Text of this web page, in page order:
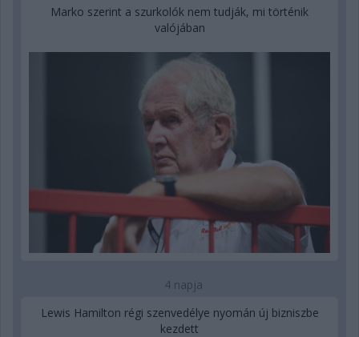
Marko szerint a szurkolók nem tudják, mi történik
valójában
4 napja
Lewis Hamilton régi szenvedélye nyomán új bizniszbe
kezdett